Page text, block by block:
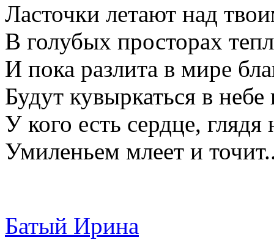
Ласточки летают над
В голубых просторах
И пока разлита в мире
Будут кувыркаться в небе
У кого есть сердце, глядя
Умиленьем млеет и
Батый Ирина